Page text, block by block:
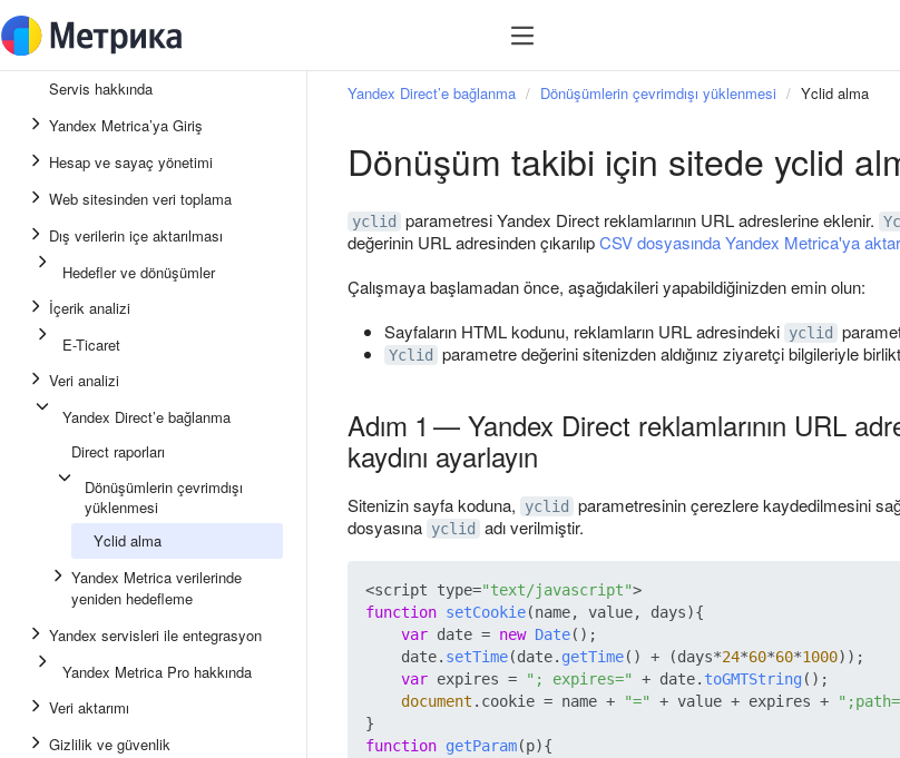
Servis hakkında
Yandex Metrica’ya Giriş
Hesap ve sayaç yönetimi
Web sitesinden veri toplama
Dış verilerin içe aktarılması
Hedefler ve dönüşümler
İçerik analizi
E-Ticaret
Veri analizi
Yandex Direct’e bağlanma
Direct raporları
Dönüşümlerin çevrimdışı
yüklenmesi
Yclid alma
Yandex Metrica verilerinde
yeniden hedefleme
Yandex servisleri ile entegrasyon
Yandex Metrica Pro hakkında
Veri aktarımı
Gizlilik ve güvenlik
Yandex Direct’e bağlanma Dönüşümlerin çevrimdışı yüklenmesi Yclid alma
Dönüşüm takibi için sitede yclid
yclid parametresi Yandex Direct reklamlarının URL adreslerine eklenir.
değerinin URL adresinden çıkarılıpCSV dosyasında Yandex Metrica'ya
Çalışmaya başlamadan önce, aşağıdakileri yapabildiğinizden emin olun:
Sayfaların HTML kodunu, reklamların URL adresindeki yclid
Yclid parametre değerini sitenizden aldığınız ziyaretçi bilgileriyle
Adım 1 — Yandex Direct reklamlarının URL
kaydını ayarlayın
Sitenizin sayfa koduna, yclid
parametresinin çerezlere kaydedilmesini
dosyasına yclid adı verilmiştir.
<script type="text/javascript"
function setCookie(name, value, days){
var date = new Date();
    date.
setTime(date. getTime() + (days*24*60*60*1000));
var expires = "; expires=" + date. toGMTString ();
document . cookie = name + "=" + value + expires +
function getParam(p){